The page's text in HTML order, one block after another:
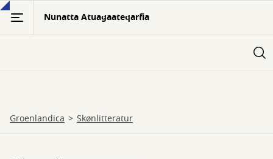
Gå
hovedindhold
Nunatta Atuagaateqarfia
Groenlandica Skønlitteratur